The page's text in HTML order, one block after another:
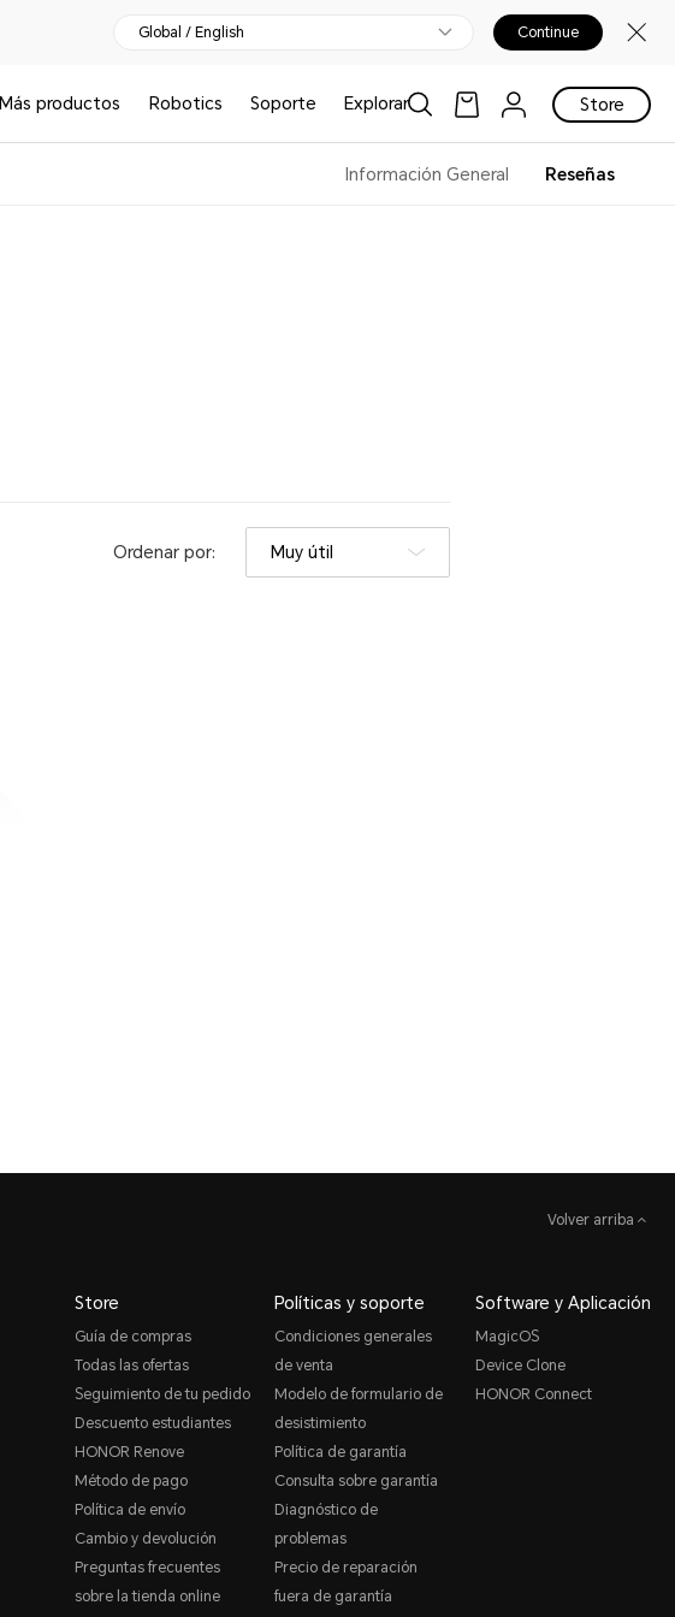
Global / English Continue
Más productos Robotics Soporte Explorar Store
Información General Reseñas
Ordenar por: Muy útil
Volver arriba
Store
Guía de compras
Todas las ofertas
Seguimiento de tu pedido
Descuento estudiantes
HONOR Renove
Método de pago
Política de envío
Cambio y devolución
Preguntas frecuentes
sobre la tienda online
Políticas y soporte
Condiciones generales
de venta
Modelo de formulario de
desistimiento
Política de garantía
Consulta sobre garantía
Diagnóstico de
problemas
Precio de reparación
fuera de garantía
Software y Aplicación
MagicOS
Device Clone
HONOR Connect